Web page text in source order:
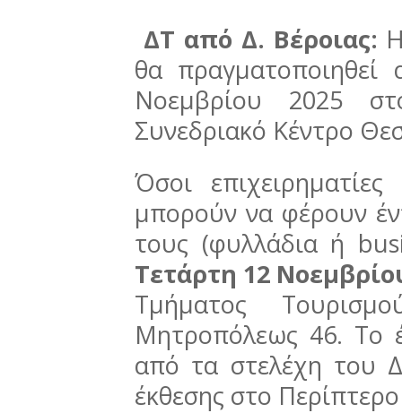
ΔΤ από Δ. Βέροιας:
θα
Νοεμβρίου 2025
Συνεδριακό Κέντρο
Όσοι
μπορούν να φέρουν
τους (φυλλάδια ή
Τετάρτη 12
Τμήματος
Μητροπόλεως 46. Το
από τα στελέχη του
έκθεσης στο